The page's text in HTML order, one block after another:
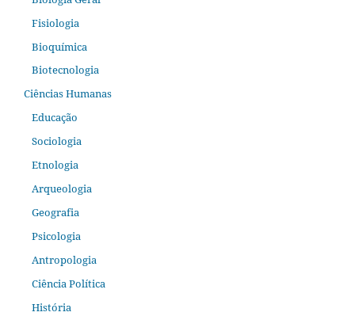
Fisiologia
Bioquímica
Biotecnologia
Ciências Humanas
Educação
Sociologia
Etnologia
Arqueologia
Geografia
Psicologia
Antropologia
Ciência Política
História